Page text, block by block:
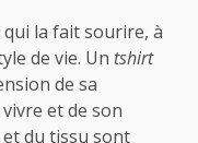
qui la fait sourire, à
de vie. Un tshirt
de sa
et de son
et du tissu sont